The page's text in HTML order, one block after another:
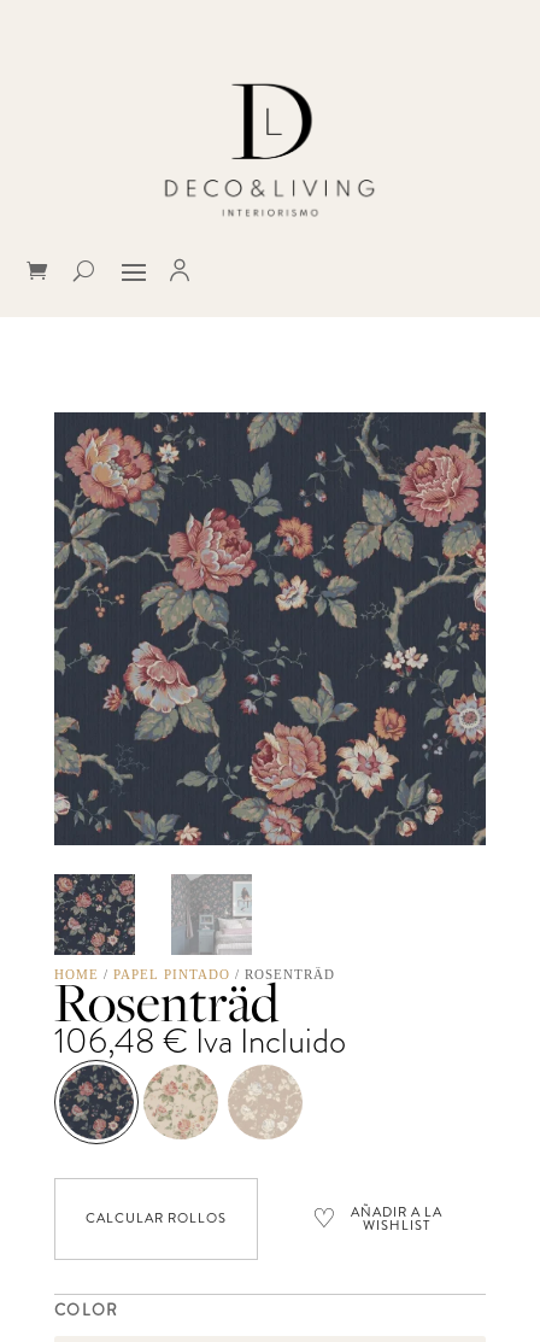
HOME / PAPEL PINTADO / ROSENTRÄD
Rosenträd
106,48 € Iva Incluido
CALCULAR ROLLOS ♡ AÑADIR A LA
WISHLIST
COLOR